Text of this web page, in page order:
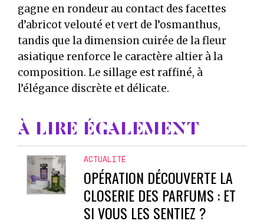
gagne en rondeur au contact des facettes
d’abricot velouté et vert de l’osmanthus,
tandis que la dimension cuirée de la fleur
asiatique renforce le caractère altier à la
composition. Le sillage est raffiné, à
l’élégance discrète et délicate.
À LIRE ÉGALEMENT
ACTUALITÉ
OPÉRATION DÉCOUVERTE LA
CLOSERIE DES PARFUMS : ET
SI VOUS LES SENTIEZ ?